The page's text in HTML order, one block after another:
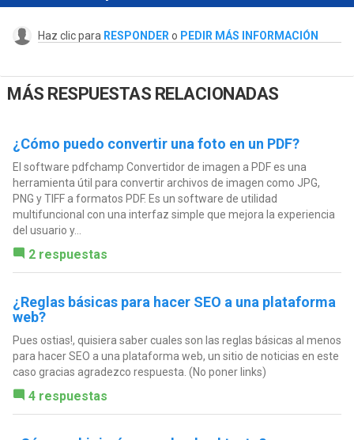
Haz clic para RESPONDER o PEDIR MÁS INFORMACIÓN
MÁS RESPUESTAS RELACIONADAS
¿Cómo puedo convertir una foto en un PDF?
El software pdfchamp Convertidor de imagen a PDF es una
herramienta útil para convertir archivos de imagen como JPG,
PNG y TIFF a formatos PDF. Es un software de utilidad
multifuncional con una interfaz simple que mejora la experiencia
del usuario y...
2 respuestas
¿Reglas básicas para hacer SEO a una plataforma
web?
Pues ostias!, quisiera saber cuales son las reglas básicas al menos
para hacer SEO a una plataforma web, un sitio de noticias en este
caso gracias agradezco respuesta. (No poner links)
4 respuestas